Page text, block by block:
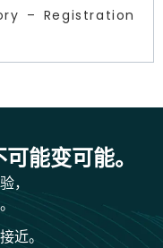
– Registration
能变可能。
，
近。